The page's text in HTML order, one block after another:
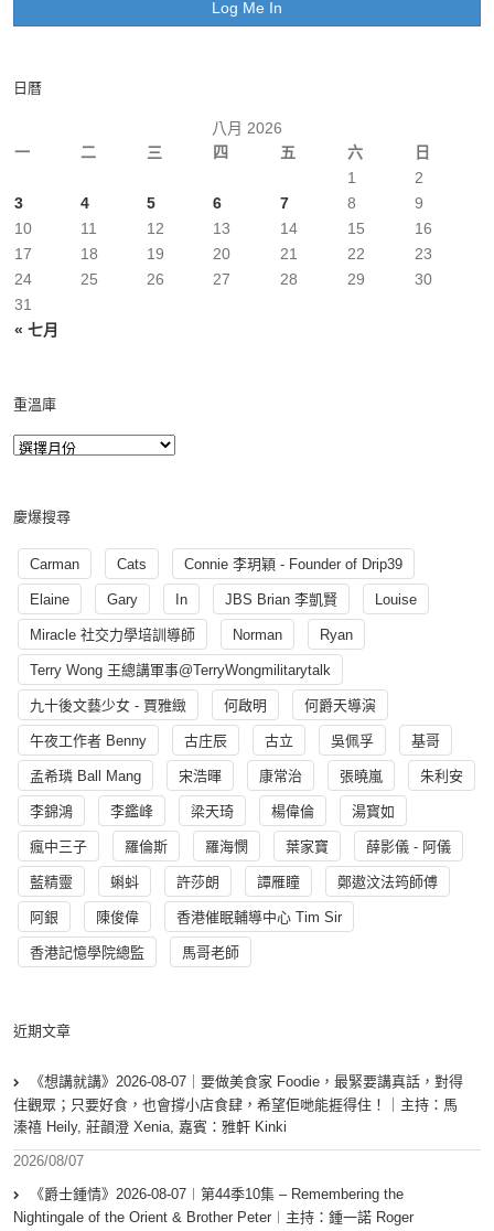
日曆
八月 2026
一
二 三 四 五 六 日
« 七月
1
2
3
4 5 6 7 8
9
10
11 12 13 14 15
16
17
18 19 20 21 22
23
24
25 26 27 28 29
30
31
重溫庫
慶爆搜尋
Carman Cats Connie 李玥穎 - Founder of Drip39
Elaine Gary In JBS Brian 李凱賢 Louise
Miracle 社交力學培訓導師 Norman Ryan
Terry Wong 王總講軍事@TerryWongmilitarytalk
九十後文藝少女 - 賈雅緻 何啟明 何爵天導演
午夜工作者 Benny 古庄辰 古立 吳佩孚 基哥
孟希璘 Ball Mang 宋浩暉 康常治 張曉嵐 朱利安
李錦鴻 李鑑峰 梁天琦 楊偉倫 湯寳如
瘋中三子 羅倫斯 羅海憫 葉家寶 薛影儀 - 阿儀
藍精靈 蝌蚪 許莎朗 譚雁瞳 鄭遨汶法筠師傅
阿銀 陳俊偉 香港催眠輔導中心 Tim Sir
香港記憶學院總監 馬哥老師
近期文章
《想講就講》2026-08-07｜要做美食家 Foodie，最緊要講真話，對得
住觀眾；只要好食，也會撐小店食肆，希望佢哋能捱得住！｜主持：馬
溱禧 Heily, 莊韻澄 Xenia, 嘉賓：雅軒 Kinki
2026/08/07
《爵士鍾情》2026-08-07︱第44季10集 – Remembering the
Nightingale of the Orient & Brother Peter︱主持：鍾一諾 Roger